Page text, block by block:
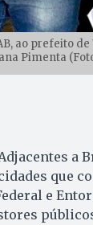
ao prefeito de
Pimenta
a
que
e